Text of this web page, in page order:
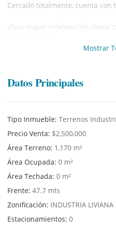
Cercado totalmente, cuenta con
¡Para mayor información,
Mostrar
Datos Principales
Tipo Inmueble: Terrenos
Precio Venta: $2,500,000
Área Terreno: 1,170 m²
Área Ocupada: 0 m²
Área Techada: 0 m²
Frente: 47.7 mts
Zonificación: INDUSTRIA LIVIANA
Estacionamientos: 0